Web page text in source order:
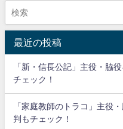
最近の投稿
「新・信長公記」主役・脇
チェック！
「家庭教師のトラコ」主役
判もチェック！